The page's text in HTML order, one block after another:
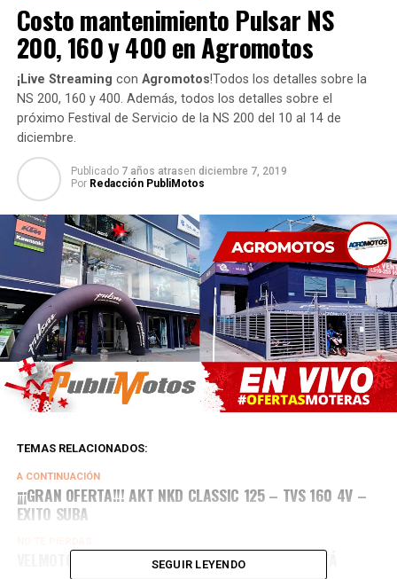
Costo mantenimiento Pulsar NS
200, 160 y 400 en Agromotos
¡Live Streaming con Agromotos!Todos los detalles sobre la
NS 200, 160 y 400. Además, todos los detalles sobre el
próximo Festival de Servicio de la NS 200 del 10 al 14 de
diciembre.
Publicado 7 años atrasen diciembre 7, 2019
Por Redacción PubliMotos
TEMAS RELACIONADOS:
A CONTINUACIÓN
¡¡¡GRAN OFERTA!!! AKT NKD CLASSIC 125 – TVS 160 4V –
EXITO SUBA
VELMOTOR, CONCESIONARIO DE AUTECO EN BOGOTÁ
SEGUIR LEYENDO